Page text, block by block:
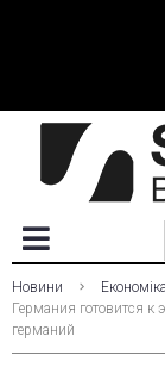
Новини
Економіка
Германия готовится
германий